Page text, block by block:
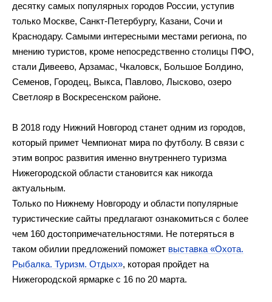
десятку самых популярных городов России, уступив
только Москве, Санкт-Петербургу, Казани, Сочи и
Краснодару. Самыми интересными местами региона, по
мнению туристов, кроме непосредственно столицы ПФО,
стали Дивеево, Арзамас, Чкаловск, Большое Болдино,
Семенов, Городец, Выкса, Павлово, Лысково, озеро
Светлояр в Воскресенском районе.
В 2018 году Нижний Новгород станет одним из городов,
который примет Чемпионат мира по футболу. В связи с
этим вопрос развития именно внутреннего туризма
Нижегородской области становится как никогда
актуальным.
Только по Нижнему Новгороду и области популярные
туристические сайты предлагают ознакомиться с более
чем 160 достопримечательностями. Не потеряться в
таком обилии предложений поможет выставка «Охота.
Рыбалка. Туризм. Отдых», которая пройдет на
Нижегородской ярмарке с 16 по 20 марта.